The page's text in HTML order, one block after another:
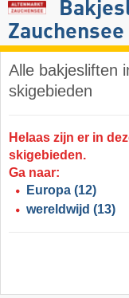
Zauchensee
Alle bakjesliften
skigebieden
Helaas zijn er in
skigebieden.
Ga naar:
Europa (12)
wereldwijd (13)